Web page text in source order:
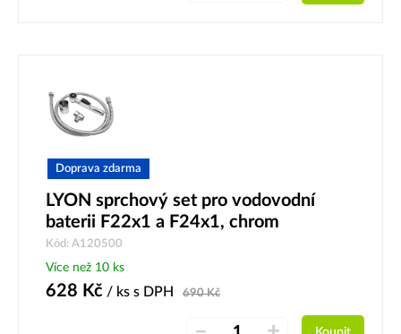
Doprava zdarma
LYON sprchový set pro vodovodní
baterii F22x1 a F24x1, chrom
Kód: A120500
Více než 10 ks
628 Kč / ks s DPH 690Kč